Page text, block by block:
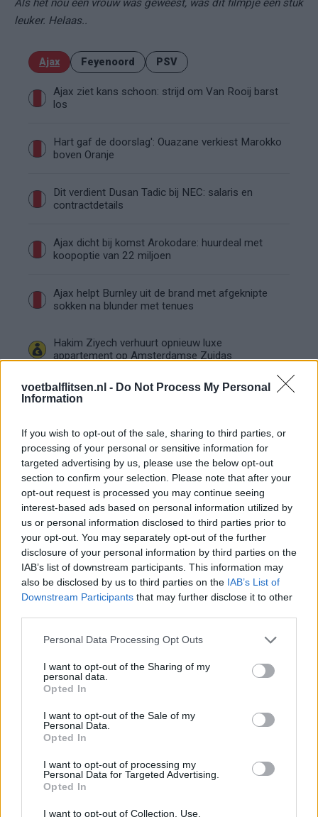
voetbalflitsen.nl - Do Not Process My Personal
Information
If you wish to opt-out of the sale, sharing to third parties, or
processing of your personal or sensitive information for
targeted advertising by us, please use the below opt-out
section to confirm your selection. Please note that after your
opt-out request is processed you may continue seeing
interest-based ads based on personal information utilized by
us or personal information disclosed to third parties prior to
your opt-out. You may separately opt-out of the further
disclosure of your personal information by third parties on the
IAB’s list of downstream participants. This information may
also be disclosed by us to third parties on the IAB’s List of
Downstream Participants that may further disclose it to other
Personal Data Processing Opt Outs
I want to opt-out of the Sharing of my
personal data.
Opted In
I want to opt-out of the Sale of my
Personal Data.
Opted In
I want to opt-out of processing my
Personal Data for Targeted Advertising.
Opted In
I want to opt-out of Collection, Use,
Als het nou een vrouw was geweest, was dit filmpje een stuk
leuker. Helaas..
Ajax Feyenoord PSV
Ajax ziet kans schoon: strijd om Van Rooij barst
los
Hart gaf de doorslag': Ouazane verkiest Marokko
boven Oranje
Dit verdient Dusan Tadic bij NEC: salaris en
contractdetails
Ajax dicht bij komst Arokodare: huurdeal met
koopoptie van 22 miljoen
Ajax helpt Burnley uit de brand met afgeknipte
sokken na blunder met tenues
Hakim Ziyech verhuurt opnieuw luxe
appartement op Amsterdamse Zuidas
Marcos Leonardo laat eerste indruk achter bij
Ajax: 'Hier gaan fans van genieten'
Resterend oefenprogramma Ajax: waar zijn de
duels te zien
Ajax groeit onder Míchel, maar transfermarkt
blijft cruciaal
Ajax-talent Mohamed Abdalla schrijft Europese
geschiedenis
Shane Kluivert krijgt kans van Flick en begint in
Servische media vergelijken Ajax-talent Abdellah
Ajax zet grote stap richting volgende ronde na
Ajax - Vojvodina
Vaart en Sylvie Meis door de jaren heen